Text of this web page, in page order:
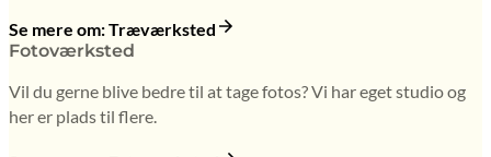
Se mere om: Træværksted
Fotoværksted
Vil du gerne blive bedre til at tage fotos? Vi har eget studio og
her er plads til flere.